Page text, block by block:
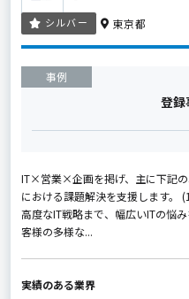
シルバー 東京都
事例
登録
IT×営業×企画を掲げ、主に下記
における課題解決を支援します。
高度なIT戦略まで、幅広いITの悩
客様の多様な...
実績のある業界